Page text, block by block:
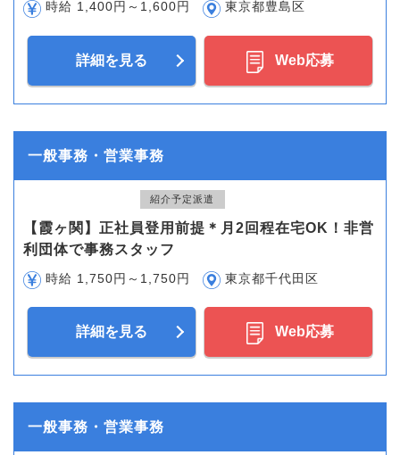
時給 1,400円～1,600円 東京都豊島区
詳細を見る Web応募
一般事務・営業事務
紹介予定派遣
【霞ヶ関】正社員登用前提＊月2回程在宅OK！非営
利団体で事務スタッフ
時給 1,750円～1,750円 東京都千代田区
詳細を見る Web応募
一般事務・営業事務